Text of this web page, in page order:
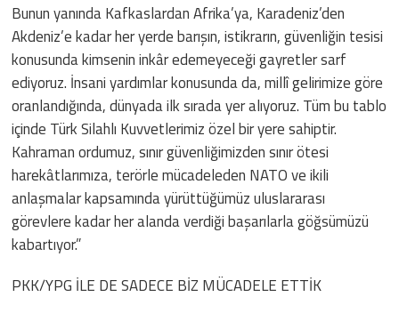
Bunun yanında Kafkaslardan Afrika’ya, Karadeniz’den
Akdeniz’e kadar her yerde barışın, istikrarın, güvenliğin tesisi
konusunda kimsenin inkâr edemeyeceği gayretler sarf
ediyoruz. İnsani yardımlar konusunda da, millî gelirimize göre
oranlandığında, dünyada ilk sırada yer alıyoruz. Tüm bu tablo
içinde Türk Silahlı Kuvvetlerimiz özel bir yere sahiptir.
Kahraman ordumuz, sınır güvenliğimizden sınır ötesi
harekâtlarımıza, terörle mücadeleden NATO ve ikili
anlaşmalar kapsamında yürüttüğümüz uluslararası
görevlere kadar her alanda verdiği başarılarla göğsümüzü
kabartıyor.”
PKK/YPG İLE DE SADECE BİZ MÜCADELE ETTİK